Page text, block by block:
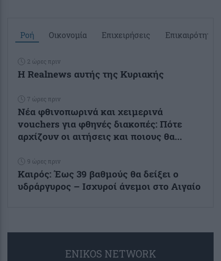
Ροή Οικονομία Επιχειρήσεις Επικαιρότητα
2 ώρες πριν
Η Realnews αυτής της Κυριακής
7 ώρες πριν
Νέα φθινοπωρινά και χειμερινά
vouchers για φθηνές διακοπές: Πότε
αρχίζουν οι αιτήσεις και ποιους θα...
9 ώρες πριν
Καιρός: Έως 39 βαθμούς θα δείξει ο
υδράργυρος – Ισχυροί άνεμοι στο Αιγαίο
ENIKOS NETWORK